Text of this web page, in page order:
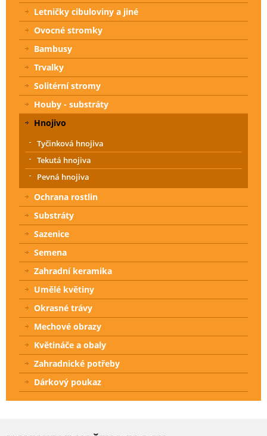
Letničky cibuloviny a jiné
Ovocné stromky
Bambusy
Trvalky
Solitérní stromy
Houby - substráty
Hnojivo
Tyčinková hnojiva
Tekutá hnojiva
Pevná hnojiva
Ochrana rostlin
Substráty
Sazenice
Semena
Zahradní keramika
Umělé květiny
Okrasné trávy
Mechové obrazy
Květináče a obaly
Zahradnické potřeby
Dárkový poukaz